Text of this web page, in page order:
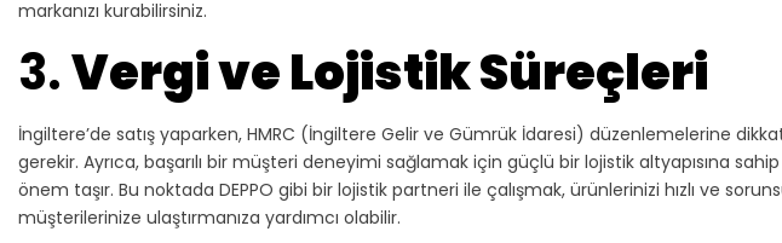
markanızı kurabilirsiniz.
3.Vergi ve Lojistik Süreçleri
İngiltere’de satış yaparken, HMRC (İngiltere Gelir ve Gümrük İdaresi) düzenlemelerine
gerekir. Ayrıca, başarılı bir müşteri deneyimi sağlamak için güçlü bir lojistik altyapısına
önem taşır. Bu noktada DEPPO gibi bir lojistik partneri ile çalışmak, ürünlerinizi hızlı ve
müşterilerinize ulaştırmanıza yardımcı olabilir.